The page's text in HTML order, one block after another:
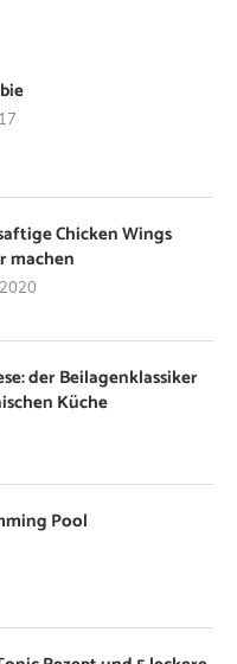
Chicken Wings
machen
der Beilagenklassiker
Küche
Pool